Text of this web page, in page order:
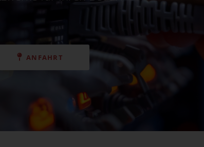
ANFAHRT